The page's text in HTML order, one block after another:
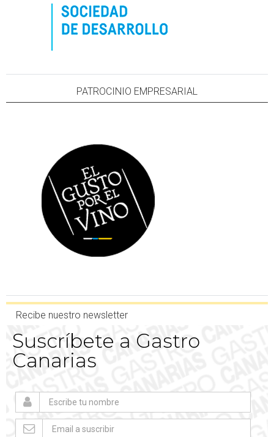
PATROCINIO EMPRESARIAL
Recibe nuestro newsletter
Suscríbete a Gastro
Canarias